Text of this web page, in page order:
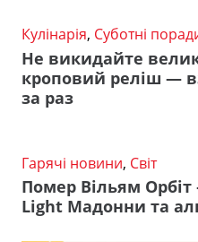
Кулінарія, Суботні
Не викидайте
кроповий реліш —
за раз
Гарячі новини, Світ
Помер Вільям
Light Мадонни та